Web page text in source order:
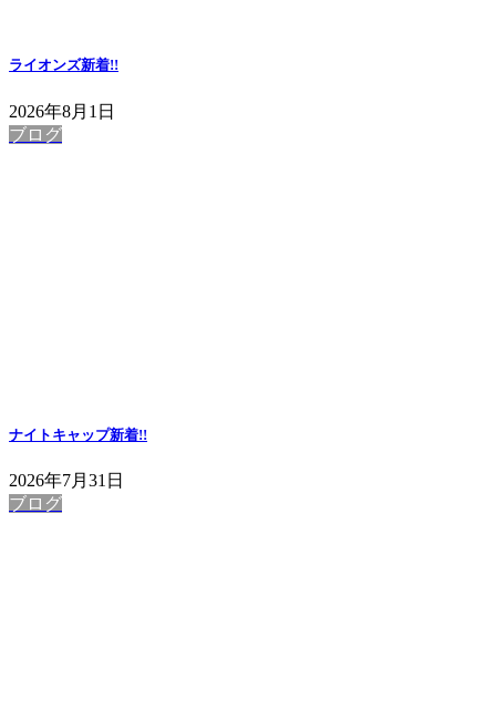
ライオンズ新着!!
2026年8月1日
ブログ
ナイトキャップ新着!!
2026年7月31日
ブログ